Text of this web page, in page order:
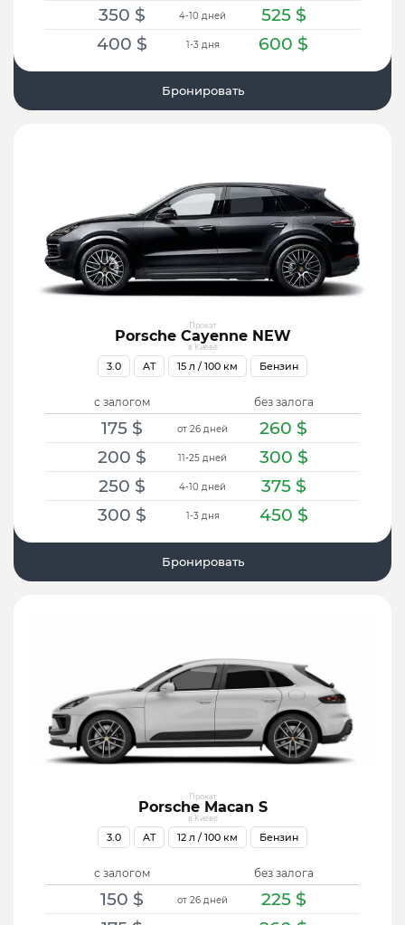
4-10 дней
350 $
1-3 дня
400 $
525 $
600 $
Бронировать
Прокат
Porsche Cayenne NEW
в Киеве
с залогом
от 26 дней
175 $
11-25 дней
200 $
4-10 дней
250 $
1-3 дня
300 $
без залога
260 $
300 $
375 $
450 $
3.0 AT 15 л / 100 км Бензин
Бронировать
Прокат
Porsche Macan S
в Киеве
с залогом
от 26 дней
150 $
без залога
225 $
3.0 AT 12 л / 100 км Бензин